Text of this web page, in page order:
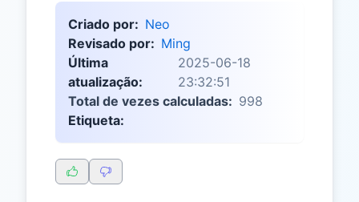
Criado por: Neo
Revisado por: Ming
Última
atualização:
2025-06-18
23:32:51
Total de vezes calculadas: 998
Etiqueta: